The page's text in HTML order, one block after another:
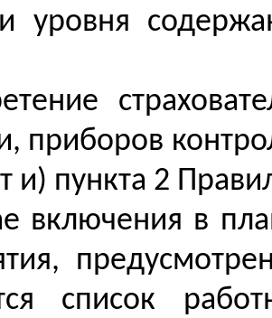
уровня
приборов
и) пункта 2
включения в
список